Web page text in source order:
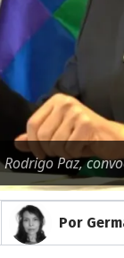
Paz,
Por